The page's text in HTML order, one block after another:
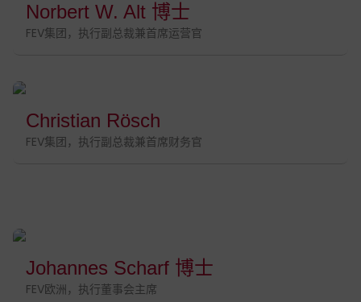
Norbert W. Alt 博士
FEV集团，执行副总裁兼首席运营官
Christian Rösch
FEV集团，执行副总裁兼首席财务官
Johannes Scharf 博士
FEV欧洲，执行董事会主席